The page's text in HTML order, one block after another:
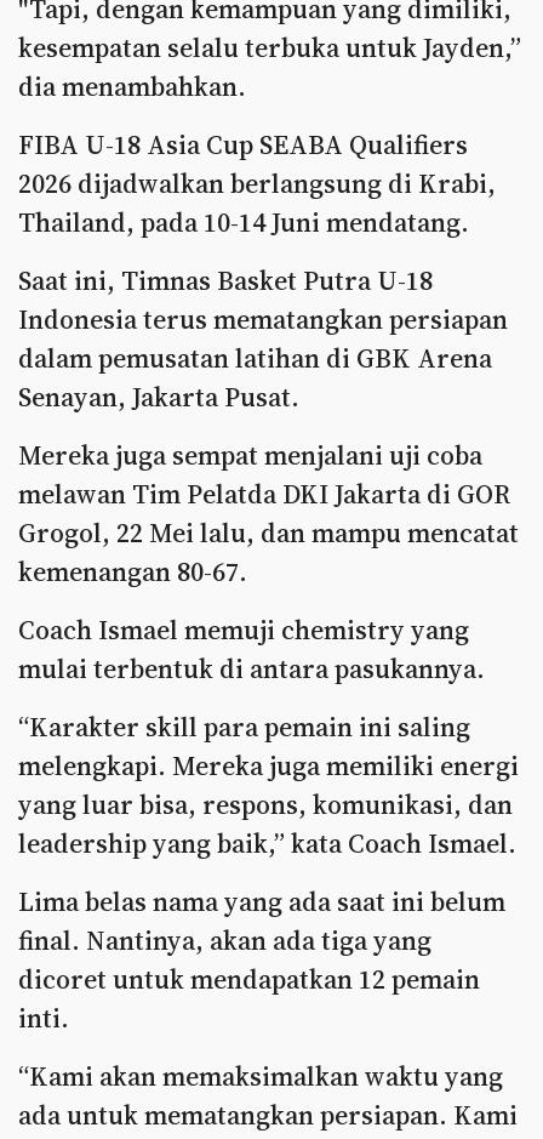
"Tapi, dengan kemampuan yang dimiliki,
kesempatan selalu terbuka untuk Jayden,”
dia menambahkan.
FIBA U-18 Asia Cup SEABA Qualifiers
2026 dijadwalkan berlangsung di Krabi,
Thailand, pada 10-14 Juni mendatang.
Saat ini, Timnas Basket Putra U-18
Indonesia terus mematangkan persiapan
dalam pemusatan latihan di GBK Arena
Senayan, Jakarta Pusat.
Mereka juga sempat menjalani uji coba
melawan Tim Pelatda DKI Jakarta di GOR
Grogol, 22 Mei lalu, dan mampu mencatat
kemenangan 80-67.
Coach Ismael memuji chemistry yang
mulai terbentuk di antara pasukannya.
“Karakter skill para pemain ini saling
melengkapi. Mereka juga memiliki energi
yang luar bisa, respons, komunikasi, dan
leadership yang baik,” kata Coach Ismael.
Lima belas nama yang ada saat ini belum
final. Nantinya, akan ada tiga yang
dicoret untuk mendapatkan 12 pemain
inti.
“Kami akan memaksimalkan waktu yang
ada untuk mematangkan persiapan. Kami